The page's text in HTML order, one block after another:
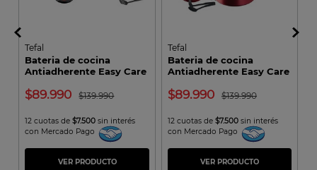
Tefal
Bateria de cocina
Antiadherente Easy Care
89.990 139.990
12 cuotas de$7.500 sin interés
con Mercado Pago
VER PRODUCTO
Tefal
Bateria de cocina
Antiadherente Easy Care
89.990 139.990
12 cuotas de $7.500sin interés
con Mercado Pago
VER PRODUCTO